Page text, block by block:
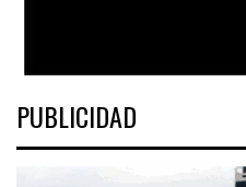
PUBLICIDAD